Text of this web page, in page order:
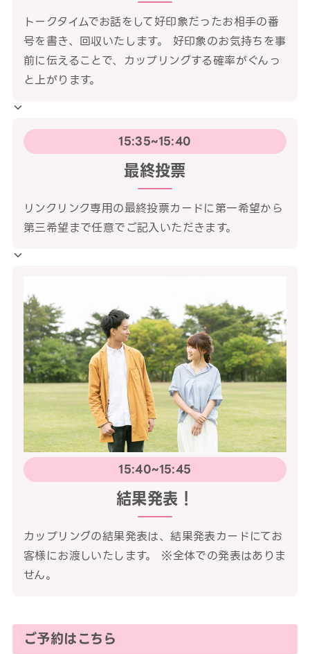
トークタイムでお話をして好印象だったお相手の番
号を書き、回収いたします。 好印象のお気持ちを事
前に伝えることで、カップリングする確率がぐんっ
と上がります。
15:35~15:40
最終投票
リンクリンク専用の最終投票カードに第一希望から
第三希望まで任意でご記入いただきます。
15:40~15:45
結果発表！
カップリングの結果発表は、結果発表カードにてお
客様にお渡しいたします。 ※全体での発表はありま
せん。
ご予約はこちら